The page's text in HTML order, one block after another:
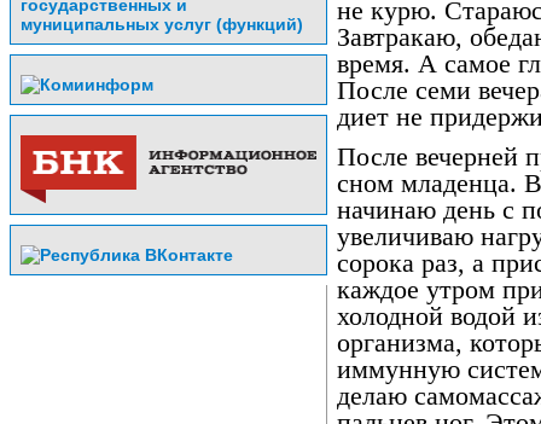
не курю.
Завтракаю,
время. А самое
После семи
диет не
После вечерней
сном младенца.
начинаю день с
увеличиваю
сорока раз, а
каждое утром
холодной водой
организма,
иммунную
делаю